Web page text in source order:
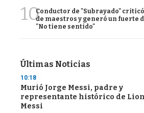
10Conductor de "Subrayado"
de maestros y generó un fuerte
"No tiene sentido"
Últimas Noticias
10:18
Murió Jorge Messi, padre y
representante histórico de
Messi